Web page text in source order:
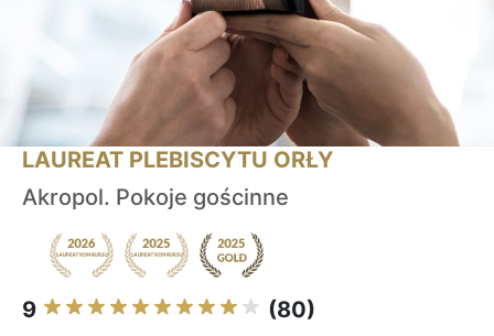
LAUREAT PLEBISCYTU ORŁY
Akropol. Pokoje gościnne
9 (80)